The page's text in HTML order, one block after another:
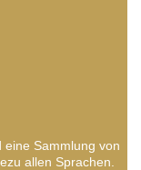
eine Sammlung von
allen Sprachen.